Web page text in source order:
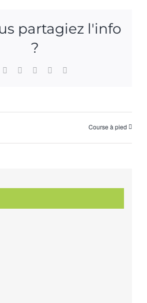
partagiez l'info
?
Facebook WhatsApp
Pinterest
Course à pied